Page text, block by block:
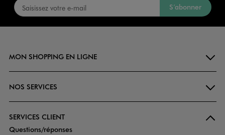
S’abonner
MON SHOPPING EN LIGNE
NOS SERVICES
SERVICES CLIENT
Questions/réponses